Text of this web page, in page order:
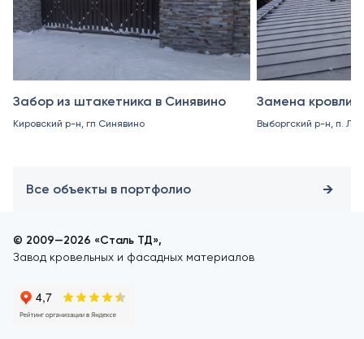
Забор из штакетника в Синявино
Кировский р-н, гп Синявино
Замена кровли
Выборгский р-н, п.
Все объекты в портфолио
© 2009—2026 «Сталь ТД»,
Завод кровельных и фасадных материалов